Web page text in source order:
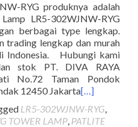
RYG produknya adalah
LR5-302WJNW-RYG
berbagai type lengkap.
trading lengkap dan murah
Indonesia. Hubungi kami
stok PT. DIVA RAYA
No.72 Taman Pondok
12450 Jakarta[…]
LR5-302WJNW-RYG,
TOWER LAMP, PATLITE